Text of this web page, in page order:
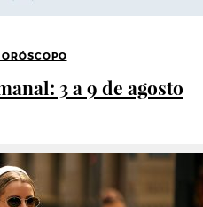
3 a 9 de agosto